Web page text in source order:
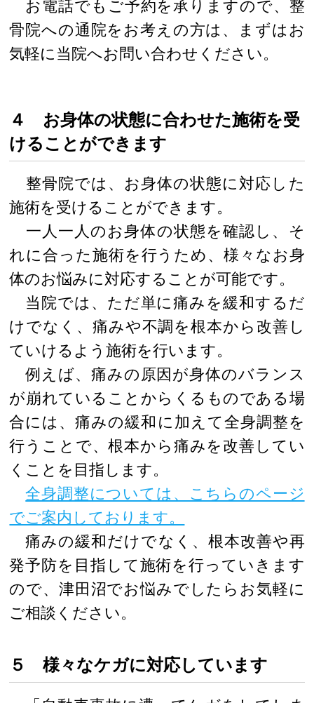
お電話でもご予約を承りますので、整
骨院への通院をお考えの方は、まずはお
気軽に当院へお問い合わせください。
４ お身体の状態に合わせた施術を受
けることができます
整骨院では、お身体の状態に対応した
施術を受けることができます。
一人一人のお身体の状態を確認し、そ
れに合った施術を行うため、様々なお身
体のお悩みに対応することが可能です。
当院では、ただ単に痛みを緩和するだ
けでなく、痛みや不調を根本から改善し
ていけるよう施術を行います。
例えば、痛みの原因が身体のバランス
が崩れていることからくるものである場
合には、痛みの緩和に加えて全身調整を
行うことで、根本から痛みを改善してい
くことを目指します。
全身調整については、こちらのページ
でご案内しております。
痛みの緩和だけでなく、根本改善や再
発予防を目指して施術を行っていきます
ので、津田沼でお悩みでしたらお気軽に
ご相談ください。
５ 様々なケガに対応しています